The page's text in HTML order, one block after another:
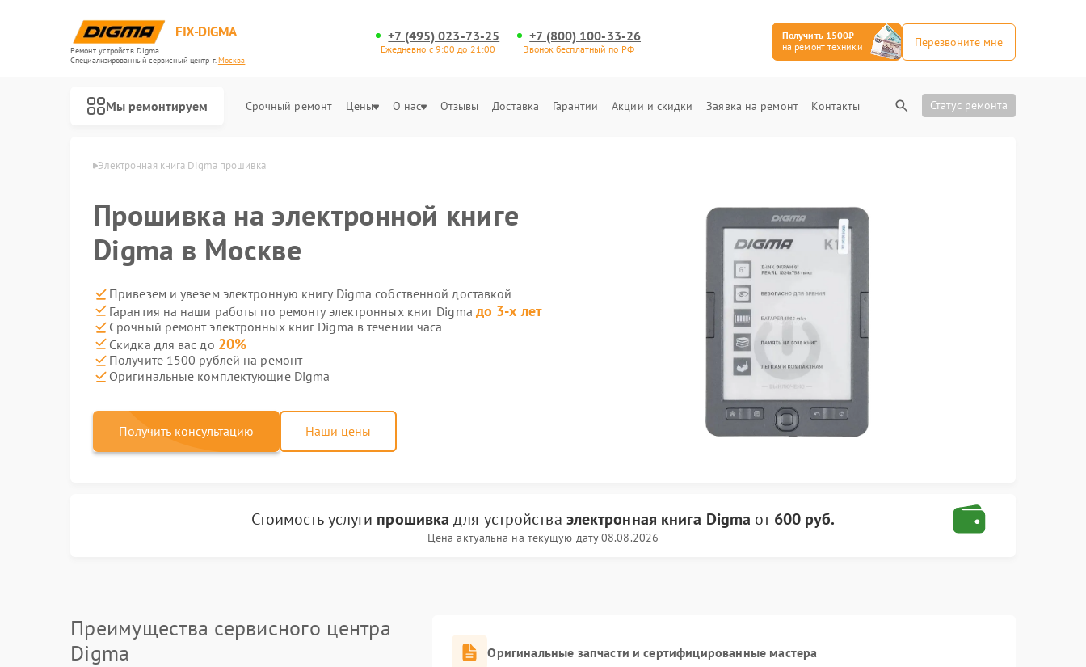
FIX-DIGMA
Ремонт устройств Digma
Специализированный cервисный центр г.Москва
+7 (495) 023-73-25
Ежедневно с 9:00 до 21:00
+7 (800) 100-33-26
Звонок бесплатный по РФ
Получить 1500₽
на ремонт техники
Перезвоните мне
Мы ремонтируем Срочный ремонт Цены О нас Отзывы Доставка Гарантии Акции и скидки Заявка на ремонт Контакты Статус ремонта
Электронная книга Digma прошивка
Прошивка на электронной книге
Digma в Москве
Привезем и увезем электронную книгу Digma собственной доставкой
Гарантия на наши работы по ремонту электронных книг Digma до 3-х лет
Срочный ремонт электронных книг Digma в течении часа
Скидка для вас до 20%
Получите 1500 рублей на ремонт
Оригинальные комплектующие Digma
Получить консультацию Наши цены
Стоимость услуги прошивка для устройства электронная книга Digma от 600 руб.
Цена актуальна на текущую дату 08.08.2026
Преимущества сервисного центра
Digma
Оригинальные запчасти и сертифицированные мастера